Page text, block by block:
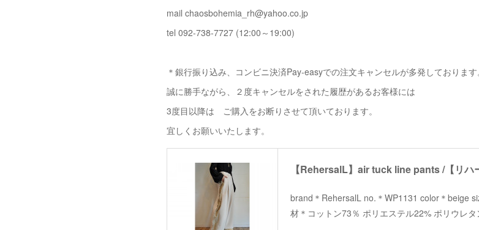
mail chaosbohemia_rh@yahoo.co.jp
tel 092-738-7727 (12:00～19:00)
＊銀行振り込み、コンビニ決済Pay-easyでの注文キャンセルが多発しております
誠に勝手ながら、２度キャンセルをされた履歴があるお客様には
3度目以降は ご購入をお断りさせて頂いております。
宜しくお願いいたします。
brand＊RehersalL no.＊WP1131 color＊beige
材＊コットン73％ ポリエステル22% ポリウレ